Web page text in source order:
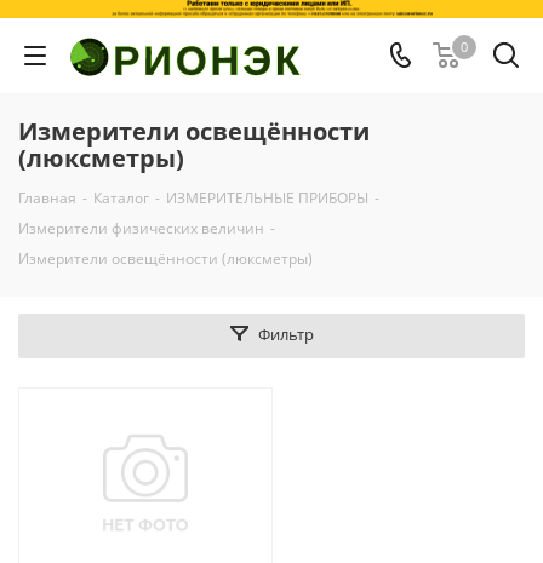
0
Измерители освещённости
(люксметры)
Главная - Каталог - ИЗМЕРИТЕЛЬНЫЕ ПРИБОРЫ -
Измерители физических величин -
Измерители освещённости (люксметры)
Фильтр